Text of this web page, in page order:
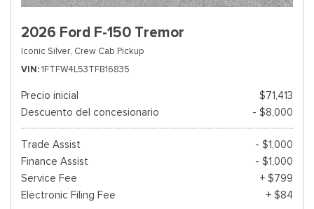
2026 Ford F-150 Tremor
Iconic Silver, Crew Cab Pickup
VIN 1FTFW4L53TFB16835
Precio inicial
$71,413
Descuento del concesionario
- $8,000
Trade Assist
- $1,000
Finance Assist
- $1,000
Service Fee
+ $799
Electronic Filing Fee
+ $84